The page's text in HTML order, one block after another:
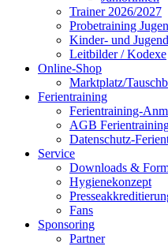
Trainer 2026/2027
Probetraining
Kinder- und
Leitbilder / Kodexe
Online-Shop
Marktplatz/
Ferientraining
Ferientraining-
AGB
Datenschutz-
Service
Downloads &
Hygienekonzept
Fans
Sponsoring
Partner